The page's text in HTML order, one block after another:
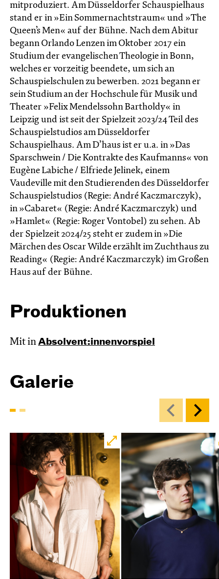
mitproduziert. Am Düsseldorfer Schauspielhaus
stand er in »Ein Sommernachtstraum« und »The
Queen’s Men« auf der Bühne. Nach dem Abitur
begann Orlando Lenzen im Oktober 2017 ein
Studium der evangelischen Theologie in Bonn,
welches er vorzeitig beendete, um sich an
Schauspielschulen zu bewerben. 2021 begann er
sein Studium an der Hochschule für Musik und
Theater »Felix Mendelssohn Bartholdy« in
Leipzig und ist seit der Spielzeit 2023/24 Teil des
Schauspielstudios am Düsseldorfer
Schauspielhaus. Am D’haus ist er u.a. in »Das
Sparschwein / Die Kontrakte des Kaufmanns« von
Eugène Labiche / Elfriede Jelinek, einem
Vaudeville mit den Studierenden des Düsseldorfer
Schauspielstudios (Regie: André Kaczmarczyk),
in »Cabaret« (Regie: André Kacz­marc­zyk) und
»Hamlet« (Regie: Roger Vontobel) zu sehen. Ab
der Spielzeit 2024/25 steht er zudem in »Die
Märchen des Oscar Wilde erzählt im Zucht­haus zu
Reading« (Regie: André Kacz­marc­zyk) im Großen
Haus auf der Bühne.
Produktionen
Mit in Absol­vent:innen­vor­spiel
Galerie